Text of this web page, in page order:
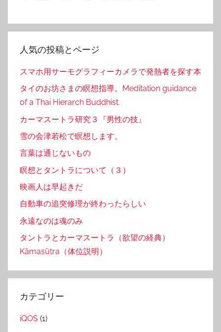
人気の投稿とページ
スマホ用サーモグラフィーカメラで発熱者を探す本
タイのお坊さまの瞑想指導。Meditation guidance
of a Thai Hierarch Buddhist.
カーマスートラ研究３『男性の技』
雪の会津若松で瞑想します。
言葉は通じないもの
瞑想とタントラについて（３）
映画人は早起きだ
自動車の追突修理が終わったらしい
永遠なのは魂のみ
タントラとカーマスートラ（欲望の経典）
Kāmasūtra（体位説明）
カテゴリー
iQOS (1)